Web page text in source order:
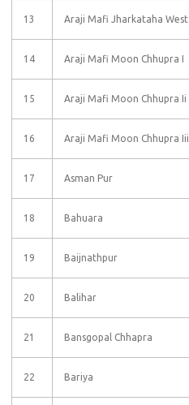
13 Araji Mafi Jharkataha West
14 Araji Mafi Moon Chhupra I
15 Araji Mafi Moon Chhupra Ii
16 Araji Mafi Moon Chhupra Iii
17 Asman Pur
18 Bahuara
19 Baijnathpur
20 Balihar
21 Bansgopal Chhapra
22 Bariya